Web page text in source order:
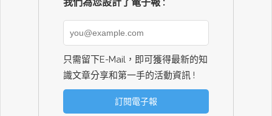
只需留下E-Mail，即可獲得最新的知
識文章分享和第一手的活動資訊 !